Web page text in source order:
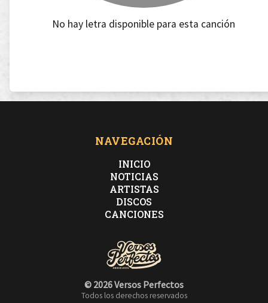
No hay letra disponible para esta canción
NAVEGACIÓN
INICIO
NOTICIAS
ARTISTAS
DISCOS
CANCIONES
© 2026 Versos Perfectos
Todos los derechos reservados